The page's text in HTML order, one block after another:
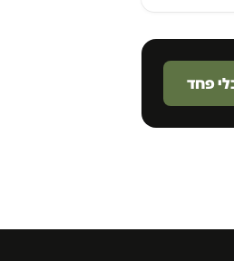
פחד